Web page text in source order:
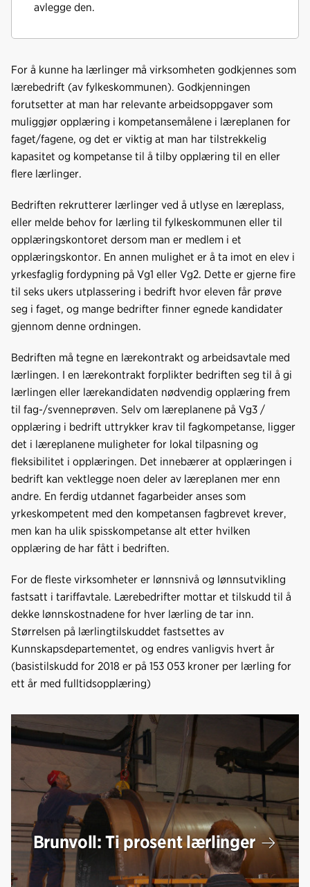
avlegge den.
For å kunne ha lærlinger må virksomheten godkjennes som
lærebedrift (av fylkeskommunen). Godkjenningen
forutsetter at man har relevante arbeidsoppgaver som
muliggjør opplæring i kompetansemålene i læreplanen for
faget/fagene, og det er viktig at man har tilstrekkelig
kapasitet og kompetanse til å tilby opplæring til en eller
flere lærlinger.
Bedriften rekrutterer lærlinger ved å utlyse en læreplass,
eller melde behov for lærling til fylkeskommunen eller til
opplæringskontoret dersom man er medlem i et
opplæringskontor. En annen mulighet er å ta imot en elev i
yrkesfaglig fordypning på Vg1 eller Vg2. Dette er gjerne fire
til seks ukers utplassering i bedrift hvor eleven får prøve
seg i faget, og mange bedrifter finner egnede kandidater
gjennom denne ordningen.
Bedriften må tegne en lærekontrakt og arbeidsavtale med
lærlingen. I en lærekontrakt forplikter bedriften seg til å gi
lærlingen eller lærekandidaten nødvendig opplæring frem
til fag-/svenneprøven. Selv om læreplanene på Vg3 /
opplæring i bedrift uttrykker krav til fagkompetanse, ligger
det i læreplanene muligheter for lokal tilpasning og
fleksibilitet i opplæringen. Det innebærer at opplæringen i
bedrift kan vektlegge noen deler av læreplanen mer enn
andre. En ferdig utdannet fagarbeider anses som
yrkeskompetent med den kompetansen fagbrevet krever,
men kan ha ulik spisskompetanse alt etter hvilken
opplæring de har fått i bedriften.
For de fleste virksomheter er lønnsnivå og lønnsutvikling
fastsatt i tariffavtale. Lærebedrifter mottar et tilskudd til å
dekke lønnskostnadene for hver lærling de tar inn.
Størrelsen på lærlingtilskuddet fastsettes av
Kunnskapsdepartementet, og endres vanligvis hvert år
(basistilskudd for 2018 er på 153 053 kroner per lærling for
ett år med fulltidsopplæring)
Brunvoll: Ti prosent lærlinger